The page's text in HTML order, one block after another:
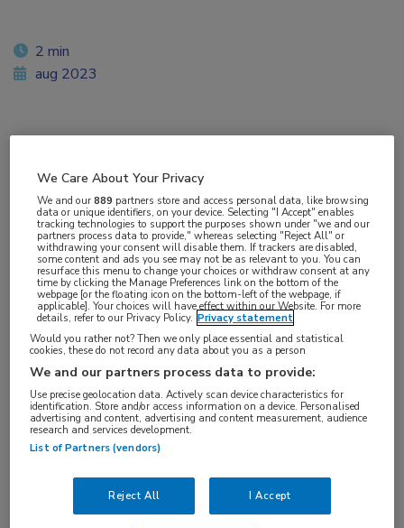
Een omvangrijke analyse toont aan dat mensen
die de meeste ultrabewerkte voedingsmiddelen
consumeren een 24% hoger risico lopen op een
voedsel is zodanig bewerkt dat het nauwelijks
meer op de oorspronkelijke vorm lijkt, zoals
2 min
aug 2023
Cardiologie, Voeding
Aandachtsgebieden:
Angina pectoris,Atherosclerose,Hartfalen,Myocardinfarct
Vaatlijden
Tags:
CVA,voeding
We Care About Your Privacy
We and our889 partners store and access personal data, like browsing
data or unique identifiers, on your device. Selecting "I Accept" enables
tracking technologies to support the purposes shown under "we and our
partners process data to provide," whereas selecting "Reject All" or
withdrawing your consent will disable them. If trackers are disabled,
some content and ads you see may not be as relevant to you. You can
resurface this menu to change your choices or withdraw consent at any
time by clicking the Manage Preferences link on the bottom of the
webpage [or the floating icon on the bottom-left of the webpage, if
applicable]. Your choices will have effect within our Website. For more
details, refer to our Privacy Policy. Privacy statement
Would you rather not? Then we only place essential and statistical
cookies, these do not record any data about you as a person
We and our partners process data to provide:
Use precise geolocation data. Actively scan device characteristics for
identification. Store and/or access information on a device. Personalised
advertising and content, advertising and content measurement, audience
research and services development.
List of Partners (vendors)
Reject All I Accept